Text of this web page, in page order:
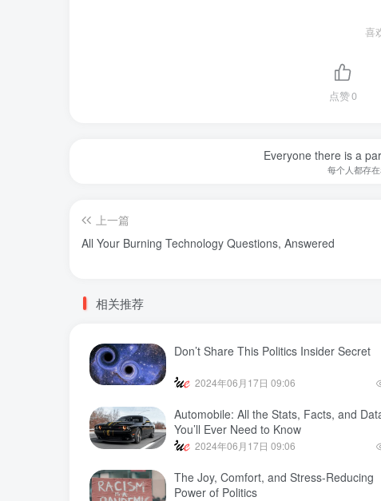
喜
点赞0
Everyone there is a
每个人都存
上一篇
All Your Burning Technology Questions, Answered
相关推荐
Don’t Share This Politics Insider Secret
2024年06月17日 09:06
Automobile: All the Stats, Facts, and
You’ll Ever Need to Know
2024年06月17日 09:06
The Joy, Comfort, and Stress-Reducing
Power of Politics